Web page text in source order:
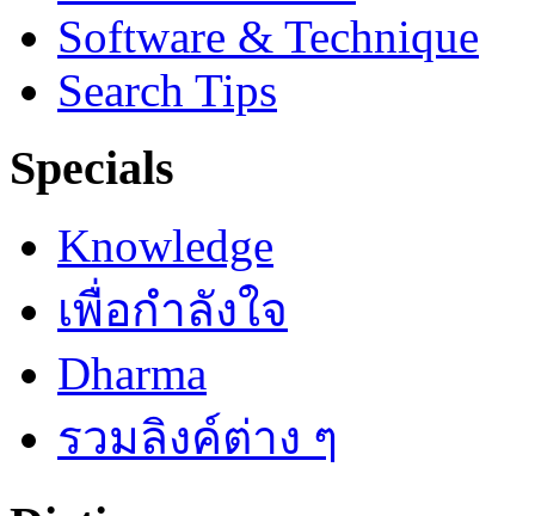
Software & Technique
Search Tips
Specials
Knowledge
เพื่อกำลังใจ
Dharma
รวมลิงค์ต่าง ๆ